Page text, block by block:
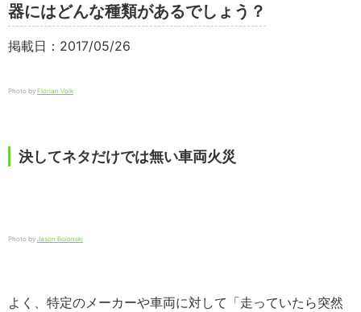
器にはどんな種類があるでしょう？
掲載日：2017/05/26
Photo by Florian Volk
決してネタだけでは無い車両火災
Photo by Jason Bolonski
よく、特定のメーカーや車両に対して「走っていたら突然